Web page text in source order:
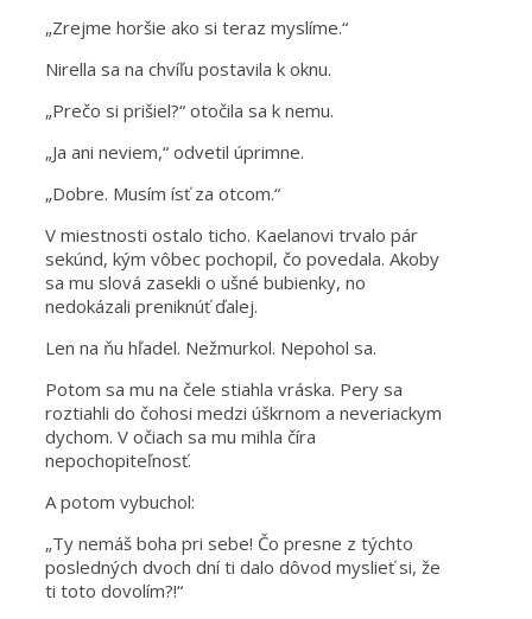
„Zrejme horšie ako si teraz myslíme.“
Nirella sa na chvíľu postavila k oknu.
„Prečo si prišiel?“ otočila sa k nemu.
„Ja ani neviem,“ odvetil úprimne.
„Dobre. Musím ísť za otcom.“
V miestnosti ostalo ticho. Kaelanovi trvalo pár
sekúnd, kým vôbec pochopil, čo povedala. Akoby
sa mu slová zasekli o ušné bubienky, no
nedokázali preniknúť ďalej.
Len na ňu hľadel. Nežmurkol. Nepohol sa.
Potom sa mu na čele stiahla vráska. Pery sa
roztiahli do čohosi medzi úškrnom a neveriackym
dychom. V očiach sa mu mihla číra
nepochopiteľnosť.
A potom vybuchol:
„Ty nemáš boha pri sebe! Čo presne z týchto
posledných dvoch dní ti dalo dôvod myslieť si, že
ti toto dovolím?!“